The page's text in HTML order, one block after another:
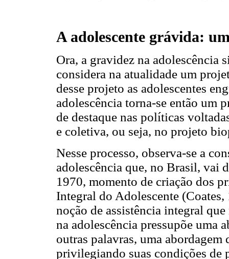
A adolescente grávida:
Ora, a gravidez na adolescência
considera na atualidade um
desse projeto as adolescentes
adolescência torna-se então um
de destaque nas políticas
e coletiva, ou seja, no projeto
Nesse processo, observa-se a
adolescência que, no Brasil, vai
1970, momento de criação dos
Integral do Adolescente
noção de assistência integral
na adolescência pressupõe uma
outras palavras, uma abordagem
privilegiando suas condições de